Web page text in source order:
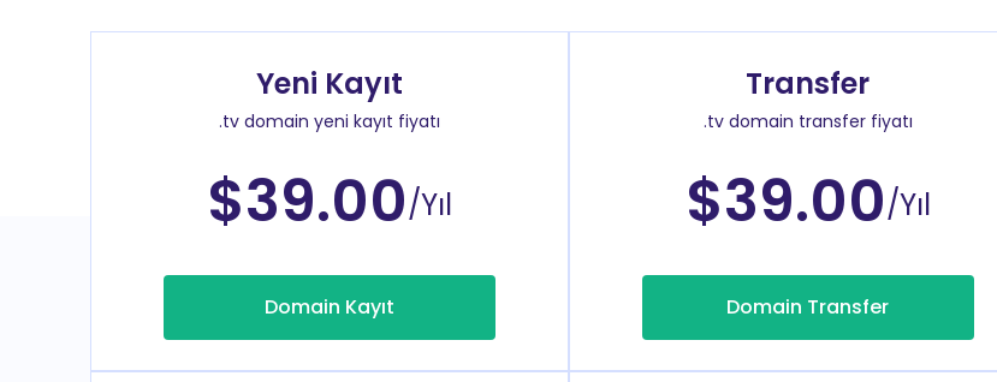
Yeni Kayıt
.tv domain yeni kayıt fiyatı
$39.00/Yıl
Domain Kayıt
Transfer
.tv domain transfer fiyatı
$39.00/Yıl
Domain Transfer